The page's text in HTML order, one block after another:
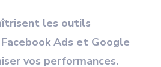
les outils
Ads et Google
vos performances.